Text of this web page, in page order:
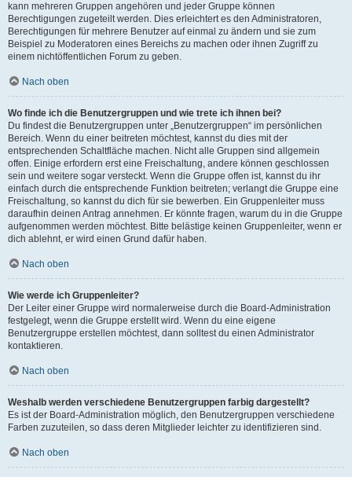
kann mehreren Gruppen angehören und jeder Gruppe können
Berechtigungen zugeteilt werden. Dies erleichtert es den Administratoren,
Berechtigungen für mehrere Benutzer auf einmal zu ändern und sie zum
Beispiel zu Moderatoren eines Bereichs zu machen oder ihnen Zugriff zu
einem nichtöffentlichen Forum zu geben.
Nach oben
Wo finde ich die Benutzergruppen und wie trete ich ihnen bei?
Du findest die Benutzergruppen unter „Benutzergruppen“ im persönlichen
Bereich. Wenn du einer beitreten möchtest, kannst du dies mit der
entsprechenden Schaltfläche machen. Nicht alle Gruppen sind allgemein
offen. Einige erfordern erst eine Freischaltung, andere können geschlossen
sein und weitere sogar versteckt. Wenn die Gruppe offen ist, kannst du ihr
einfach durch die entsprechende Funktion beitreten; verlangt die Gruppe eine
Freischaltung, so kannst du dich für sie bewerben. Ein Gruppenleiter muss
daraufhin deinen Antrag annehmen. Er könnte fragen, warum du in die Gruppe
aufgenommen werden möchtest. Bitte belästige keinen Gruppenleiter, wenn er
dich ablehnt, er wird einen Grund dafür haben.
Nach oben
Wie werde ich Gruppenleiter?
Der Leiter einer Gruppe wird normalerweise durch die Board-Administration
festgelegt, wenn die Gruppe erstellt wird. Wenn du eine eigene
Benutzergruppe erstellen möchtest, dann solltest du einen Administrator
kontaktieren.
Nach oben
Weshalb werden verschiedene Benutzergruppen farbig dargestellt?
Es ist der Board-Administration möglich, den Benutzergruppen verschiedene
Farben zuzuteilen, so dass deren Mitglieder leichter zu identifizieren sind.
Nach oben